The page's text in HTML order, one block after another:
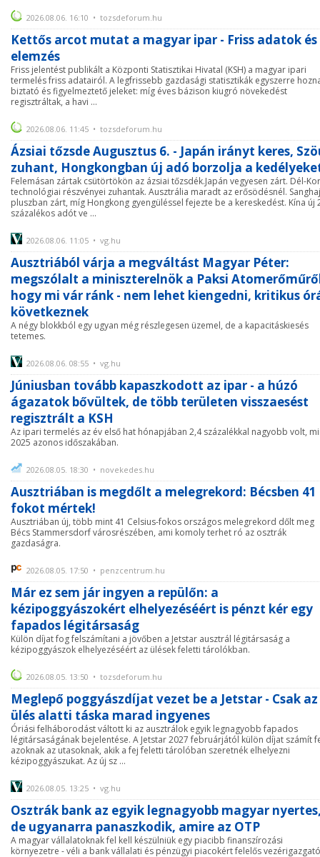
2026.08.06. 16:10 • tozsdeforum.hu
Kettős arcot mutat a magyar ipar - Friss adatok és
elemzés
Friss jelentést publikált a Központi Statisztikai Hivatal (KSH) a magyar ipari
termelés friss adatairól. A legfrissebb gazdasági statisztikák egyszerre
biztató és figyelmeztető jeleket: míg éves bázison kiugró növekedést
regisztráltak, a havi ...
2026.08.06. 11:45 • tozsdeforum.hu
Ázsiai tőzsde Augusztus 6. - Japán irányt keres,
zuhant, Hongkongban új adó borzolja a
Felemásan zártak csütörtökön az ázsiai tőzsdék.Japán vegyesen zárt. Dél-
technológiai részvényei zuhantak. Ausztrália maradt az erősödésnél. Sanghaj
pluszban zárt, míg Hongkong gyengüléssel fejezte be a kereskedést. Kína új
százalékos adót ve ...
2026.08.06. 11:05 • vg.hu
Ausztriából várja a megváltást Magyar Péter:
megszólalt a miniszterelnök a Paksi
hogy mi vár ránk - nem lehet kiengedni, kritikus
következnek
A négy blokkból egy ugyan még részlegesen üzemel, de a kapacitáskiesés
tetemes.
2026.08.06. 08:55 • vg.hu
Júniusban tovább kapaszkodott az ipar - a húzó
ágazatok bővültek, de több területen visszaesést
regisztrált a KSH
Az ipari termelés az év első hat hónapjában 2,4 százalékkal nagyobb volt,
2025 azonos időszakában.
2026.08.05. 18:30 • novekedes.hu
Ausztriában is megdőlt a melegrekord: Bécsben 41
fokot mértek!
Ausztriában új, több mint 41 Celsius-fokos országos melegrekord dőlt meg
Bécs Stammersdorf városrészében, ami komoly terhet ró az osztrák
gazdaságra.
2026.08.05. 17:50 • penzcentrum.hu
Már ez sem jár ingyen a repülőn: a
kézipoggyászokért elhelyezéséért is pénzt kér egy
fapados légitársaság
Külön díjat fog felszámítani a jövőben a Jetstar ausztrál légitársaság a
kézipoggyászok elhelyezéséért az ülések feletti tárolókban.
2026.08.05. 13:50 • tozsdeforum.hu
Meglepő poggyászdíjat vezet be a Jetstar - Csak az
ülés alatti táska marad ingyenes
Óriási felháborodást váltott ki az ausztrálok egyik legnagyobb fapados
légitársaságának bejelentése. A Jetstar 2027 februárjától külön díjat számít
azoknak az utasoknak, akik a fej feletti tárolóban szeretnék elhelyezni
kézipoggyászukat. Az új sz ...
2026.08.05. 13:25 • vg.hu
Osztrák bank az egyik legnagyobb magyar
de ugyanarra panaszkodik, amire az OTP
A magyar vállalatoknak fel kell készülniük egy piacibb finanszírozási
környezetre - véli a bank vállalati és pénzügyi piacokért felelős